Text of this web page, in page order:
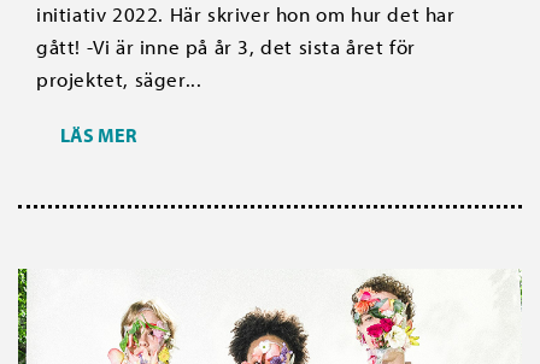
initiativ 2022. Här skriver hon om hur det har
gått! -Vi är inne på år 3, det sista året för
projektet, säger...
LÄS MER